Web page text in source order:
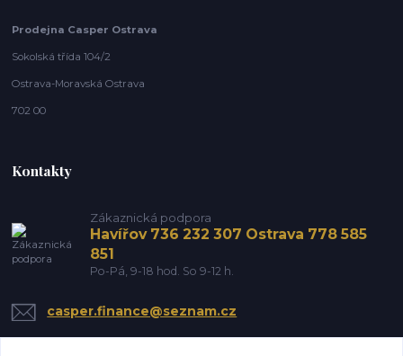
Prodejna Casper Ostrava
Sokolská třída 104/2
Ostrava-Moravská Ostrava
702 00
Kontakty
Zákaznická podpora
Havířov 736 232 307 Ostrava 778 585
851
Po-Pá, 9-18 hod. So 9-12 h.
casper.finance@seznam.cz